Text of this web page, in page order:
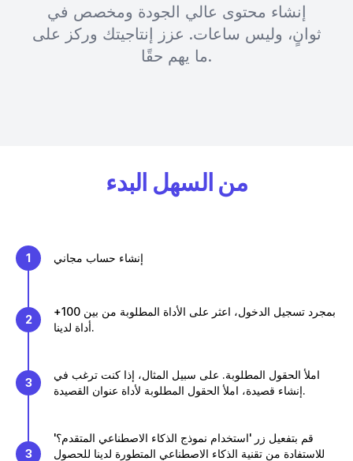
إنشاء محتوى عالي الجودة ومخصص في
ثوانٍ، وليس ساعات. عزز إنتاجيتك وركز على
ما يهم حقًا.
من السهل البدء
1 إنشاء حساب مجاني
2
بمجرد تسجيل الدخول، اعثر على الأداة المطلوبة من بين 100+
أداة لدينا.
3
املأ الحقول المطلوبة. على سبيل المثال، إذا كنت ترغب في
إنشاء قصيدة، املأ الحقول المطلوبة لأداة عنوان القصيدة.
3
قم بتفعيل زر 'استخدام نموذج الذكاء الاصطناعي المتقدم؟'
للاستفادة من تقنية الذكاء الاصطناعي المتطورة لدينا للحصول